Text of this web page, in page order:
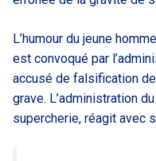
L’humour du jeune
est convoqué par
accusé de falsification
grave. L’administration
supercherie, réagit avec